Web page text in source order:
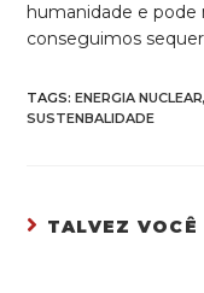
humanidade e pode
conseguimos
TAGS:ENERGIA NUCLEAR,
SUSTENBALIDADE
TALVEZ